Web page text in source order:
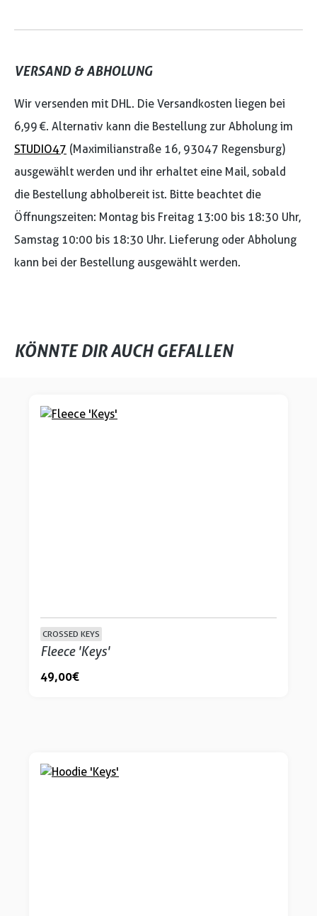
VERSAND & ABHOLUNG
Wir versenden mit DHL. Die Versandkosten liegen bei
6,99 €. Alternativ kann die Bestellung zur Abholung im
STUDIO47 (Maximilianstraße 16, 93047 Regensburg)
ausgewählt werden und ihr erhaltet eine Mail, sobald
die Bestellung abholbereit ist. Bitte beachtet die
Öffnungszeiten: Montag bis Freitag 13:00 bis 18:30 Uhr,
Samstag 10:00 bis 18:30 Uhr. Lieferung oder Abholung
kann bei der Bestellung ausgewählt werden.
KÖNNTE DIR AUCH GEFALLEN
CROSSED KEYS
Fleece 'Keys'
49,00 €